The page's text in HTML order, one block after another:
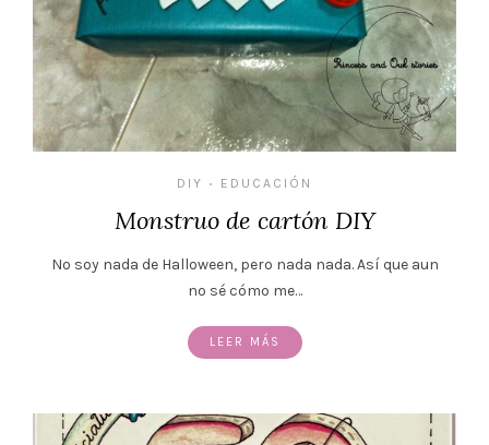
DIY • EDUCACIÓN
Monstruo de cartón DIY
No soy nada de Halloween, pero nada nada. Así que aun
no sé cómo me…
LEER MÁS